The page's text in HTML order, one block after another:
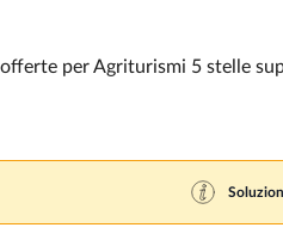
per Agriturismi 5 stelle